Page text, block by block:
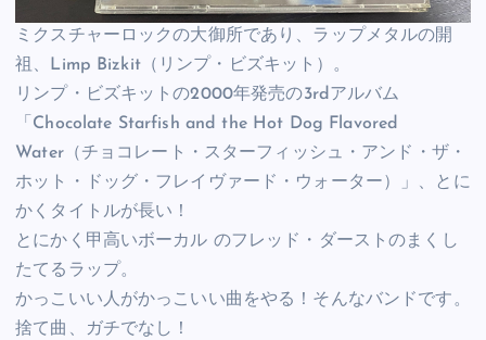
ミクスチャーロックの大御所であり、ラップメタルの開
祖、Limp Bizkit（リンプ・ビズキット）。
リンプ・ビズキットの2000年発売の3rdアルバム
「Chocolate Starfish and the Hot Dog Flavored
Water（チョコレート・スターフィッシュ・アンド・ザ・
ホット・ドッグ・フレイヴァード・ウォーター）」、とに
かくタイトルが長い！
とにかく甲高いボーカル のフレッド・ダーストのまくし
たてるラップ。
かっこいい人がかっこいい曲をやる！そんなバンドです。
捨て曲、ガチでなし！